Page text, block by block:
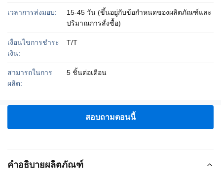
เวลาการส่งมอบ:
15-45 วัน (ขึ้นอยู่กับข้อกำหนดของผลิตภัณฑ์และ
ปริมาณการสั่งซื้อ)
เงื่อนไขการชำระ
เงิน:
T/T
สามารถในการ
ผลิต:
5 ชิ้นต่อเดือน
สอบถามตอนนี้
คำอธิบายผลิตภัณฑ์